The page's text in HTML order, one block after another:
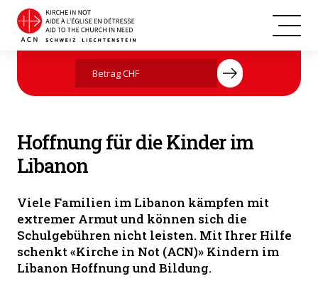
Jetzt mit Ihrer Spende helfen
Hoffnung für die Kinder im
Libanon
Viele Familien im Libanon kämpfen mit
extremer Armut und können sich die
Schulgebühren nicht leisten. Mit Ihrer Hilfe
schenkt «Kirche in Not (ACN)» Kindern im
Libanon Hoffnung und Bildung.